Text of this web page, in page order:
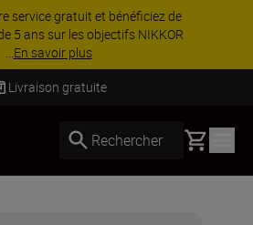
service gratuit et bénéficiez de
5 ans sur les objectifs NIKKOR
...En savoir plus
Livraison gratuite
Rechercher Basket